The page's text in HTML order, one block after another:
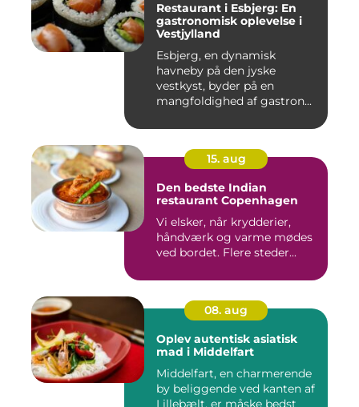
Restaurant i Esbjerg: En
gastronomisk oplevelse i
Vestjylland
Esbjerg, en dynamisk
havneby på den jyske
vestkyst, byder på en
mangfoldighed af gastron...
15. aug
Den bedste Indian
restaurant Copenhagen
Vi elsker, når krydderier,
håndværk og varme mødes
ved bordet. Flere steder...
08. aug
Oplev autentisk asiatisk
mad i Middelfart
Middelfart, en charmerende
by beliggende ved kanten af
Lillebælt, er måske bedst